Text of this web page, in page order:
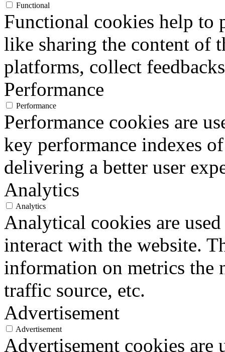
Functional
Functional cookies help to
like sharing the content of
platforms, collect
Performance
Performance
Performance cookies are
key performance indexes
delivering a better user
Analytics
Analytics
Analytical cookies are
interact with the website.
information on metrics the
traffic source, etc.
Advertisement
Advertisement
Advertisement cookies